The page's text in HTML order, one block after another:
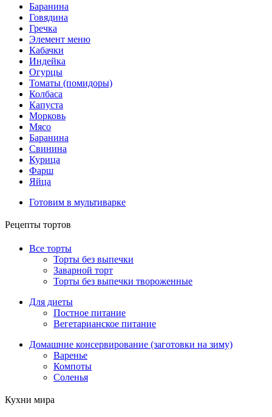
Баранина
Говядина
Гречка
Элемент меню
Кабачки
Индейка
Огурцы
Томаты (помидоры)
Колбаса
Капуста
Морковь
Мясо
Баранина
Свинина
Курица
Фарш
Яйца
Готовим в мультиварке
Рецепты тортов
Все торты
Торты без выпечки
Заварной торт
Торты без выпечки твороженные
Для диеты
Постное питание
Вегетарианское питание
Домашние консервирование (заготовки на зиму)
Варенье
Компоты
Соленья
Кухни мира